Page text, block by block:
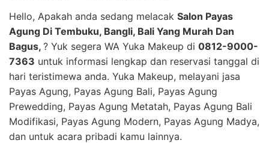
Hello, Apakah anda sedang melacak Salon Payas
Agung Di Tembuku, Bangli, Bali Yang Murah Dan
Bagus, ? Yuk segera WA Yuka Makeup di 0812-9000-
7363 untuk informasi lengkap dan reservasi tanggal di
hari teristimewa anda. Yuka Makeup, melayani jasa
Payas Agung, Payas Agung Bali, Payas Agung
Prewedding, Payas Agung Metatah, Payas Agung Bali
Modifikasi, Payas Agung Modern, Payas Agung Madya,
dan untuk acara pribadi kamu lainnya.